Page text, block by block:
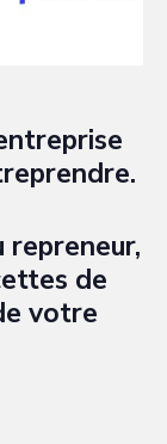
repreneur,
de
votre